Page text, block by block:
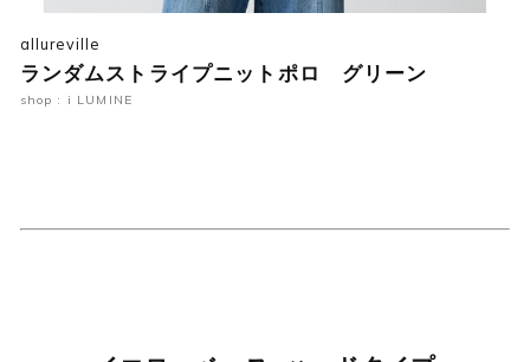
allureville
ランダムストライプニットポロ グリーン
shop : i LUMINE